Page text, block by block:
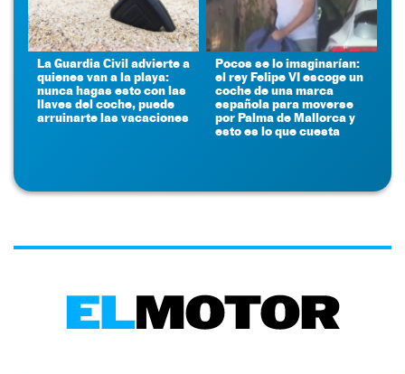
La Guardia Civil advierte a
quienes van a la playa:
nunca hagas esto con las
llaves del coche, puede
arruinarte las vacaciones
Pocos se lo imaginarían:
el rey Felipe VI escoge un
coche de una marca
española para moverse
por Palma de Mallorca y
esto es lo que cuesta